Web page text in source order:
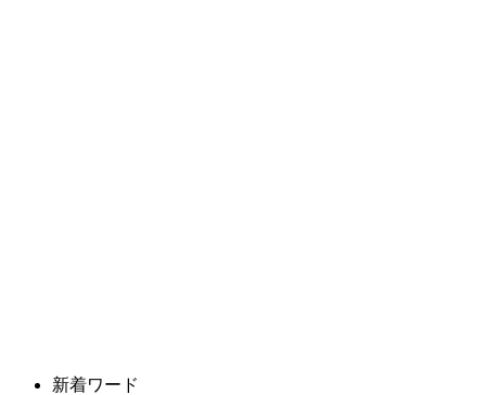
新着ワード